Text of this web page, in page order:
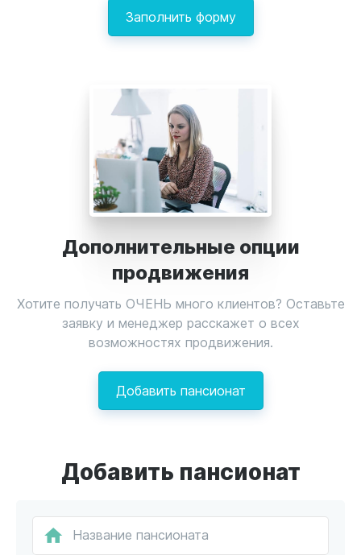
Заполнить форму
Дополнительные опции
продвижения
Хотите получать ОЧЕНЬ много клиентов? Оставьте
заявку и менеджер расскажет о всех
возможностях продвижения.
Добавить пансионат
Добавить пансионат